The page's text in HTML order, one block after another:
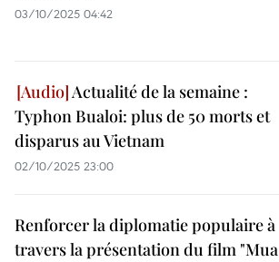
03/10/2025 04:42
Actualité de la semaine :
Typhon Bualoi: plus de 50 morts et
disparus au Vietnam
02/10/2025 23:00
Renforcer la diplomatie populaire à
travers la présentation du film "Mua